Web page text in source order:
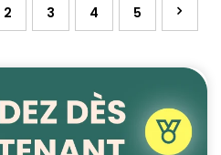
2 3 4 5